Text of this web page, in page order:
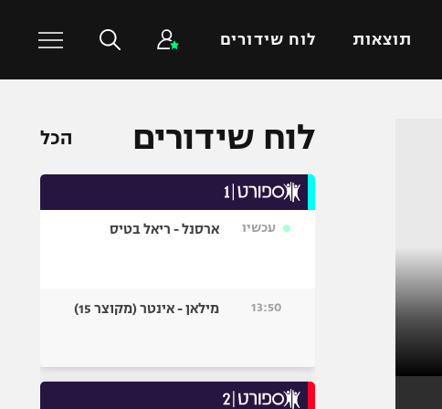
תוצאות לוח שידורים
כדורסל עולמי ענפים נוספים
כדורעף
אגרוף
UFC
היאבקות WWE
לוח שידורים הכל
עכשיו ארסנל - ריאל בטיס
13:50 מילאן - אינטר (מקוצר 15)